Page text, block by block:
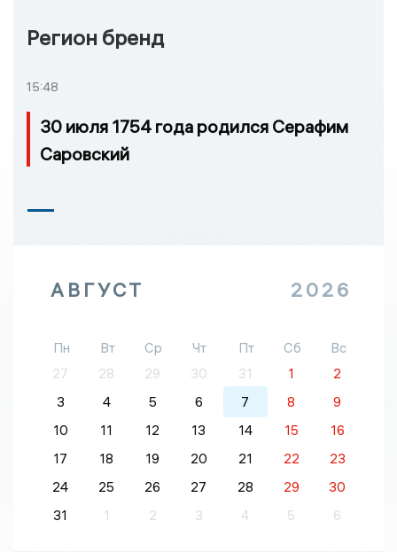
Регион бренд
15:48
30 июля 1754 года родился Серафим
Саровский
АВГУСТ 2026
Пн Вт Ср Чт Пт Сб
Вс
27
28 29 30 31 1
2
3
4 5 6 7 8
9
10
11 12 13 14 15
16
17
18 19 20 21 22
23
24
25 26 27 28 29
30
31
1 2 3 4 5 6